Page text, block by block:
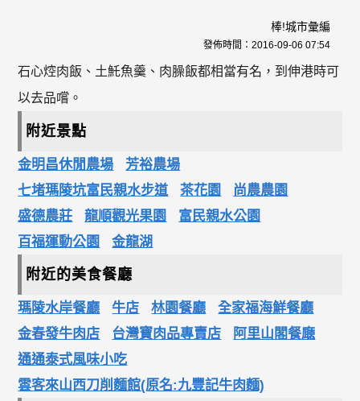
棒!城市彙編
發佈時間： 2016-09-06 07:54
石心焢肉飯、土魠魚羹、肉臊飯都相當有名，到伸港時可
以去品嚐。
附近景點
金明昌休閒農場
芳裕農場
七堵瑪陵坑富民親水步道
茶花園
尚農農園
盛德農莊
龍順觀光果園
富民親水公園
百福運動公園
金龍湖
附近的美食餐廳
瑪陵水岸餐廳 牛店 林園餐廳
全家福海鮮餐廳
金春發牛肉店
台灣寶肉品專賣店
阿里山閣餐廰
通通泰式風味小吃
雲客來山西刀削麵館(原名:九豐記牛肉麵)